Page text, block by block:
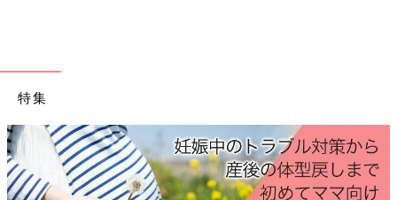
出典：Instagramアカウント「__yk.baby__ 」
いにま陶房の「やさしい器」は、小ぶりなサイズで離乳食にもお
すすめ。ふちにかえしがついているのでスプーンにのせたあと量
特集